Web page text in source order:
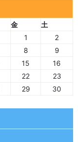
金
土
1
2
8
9
15
16
22
23
29
30